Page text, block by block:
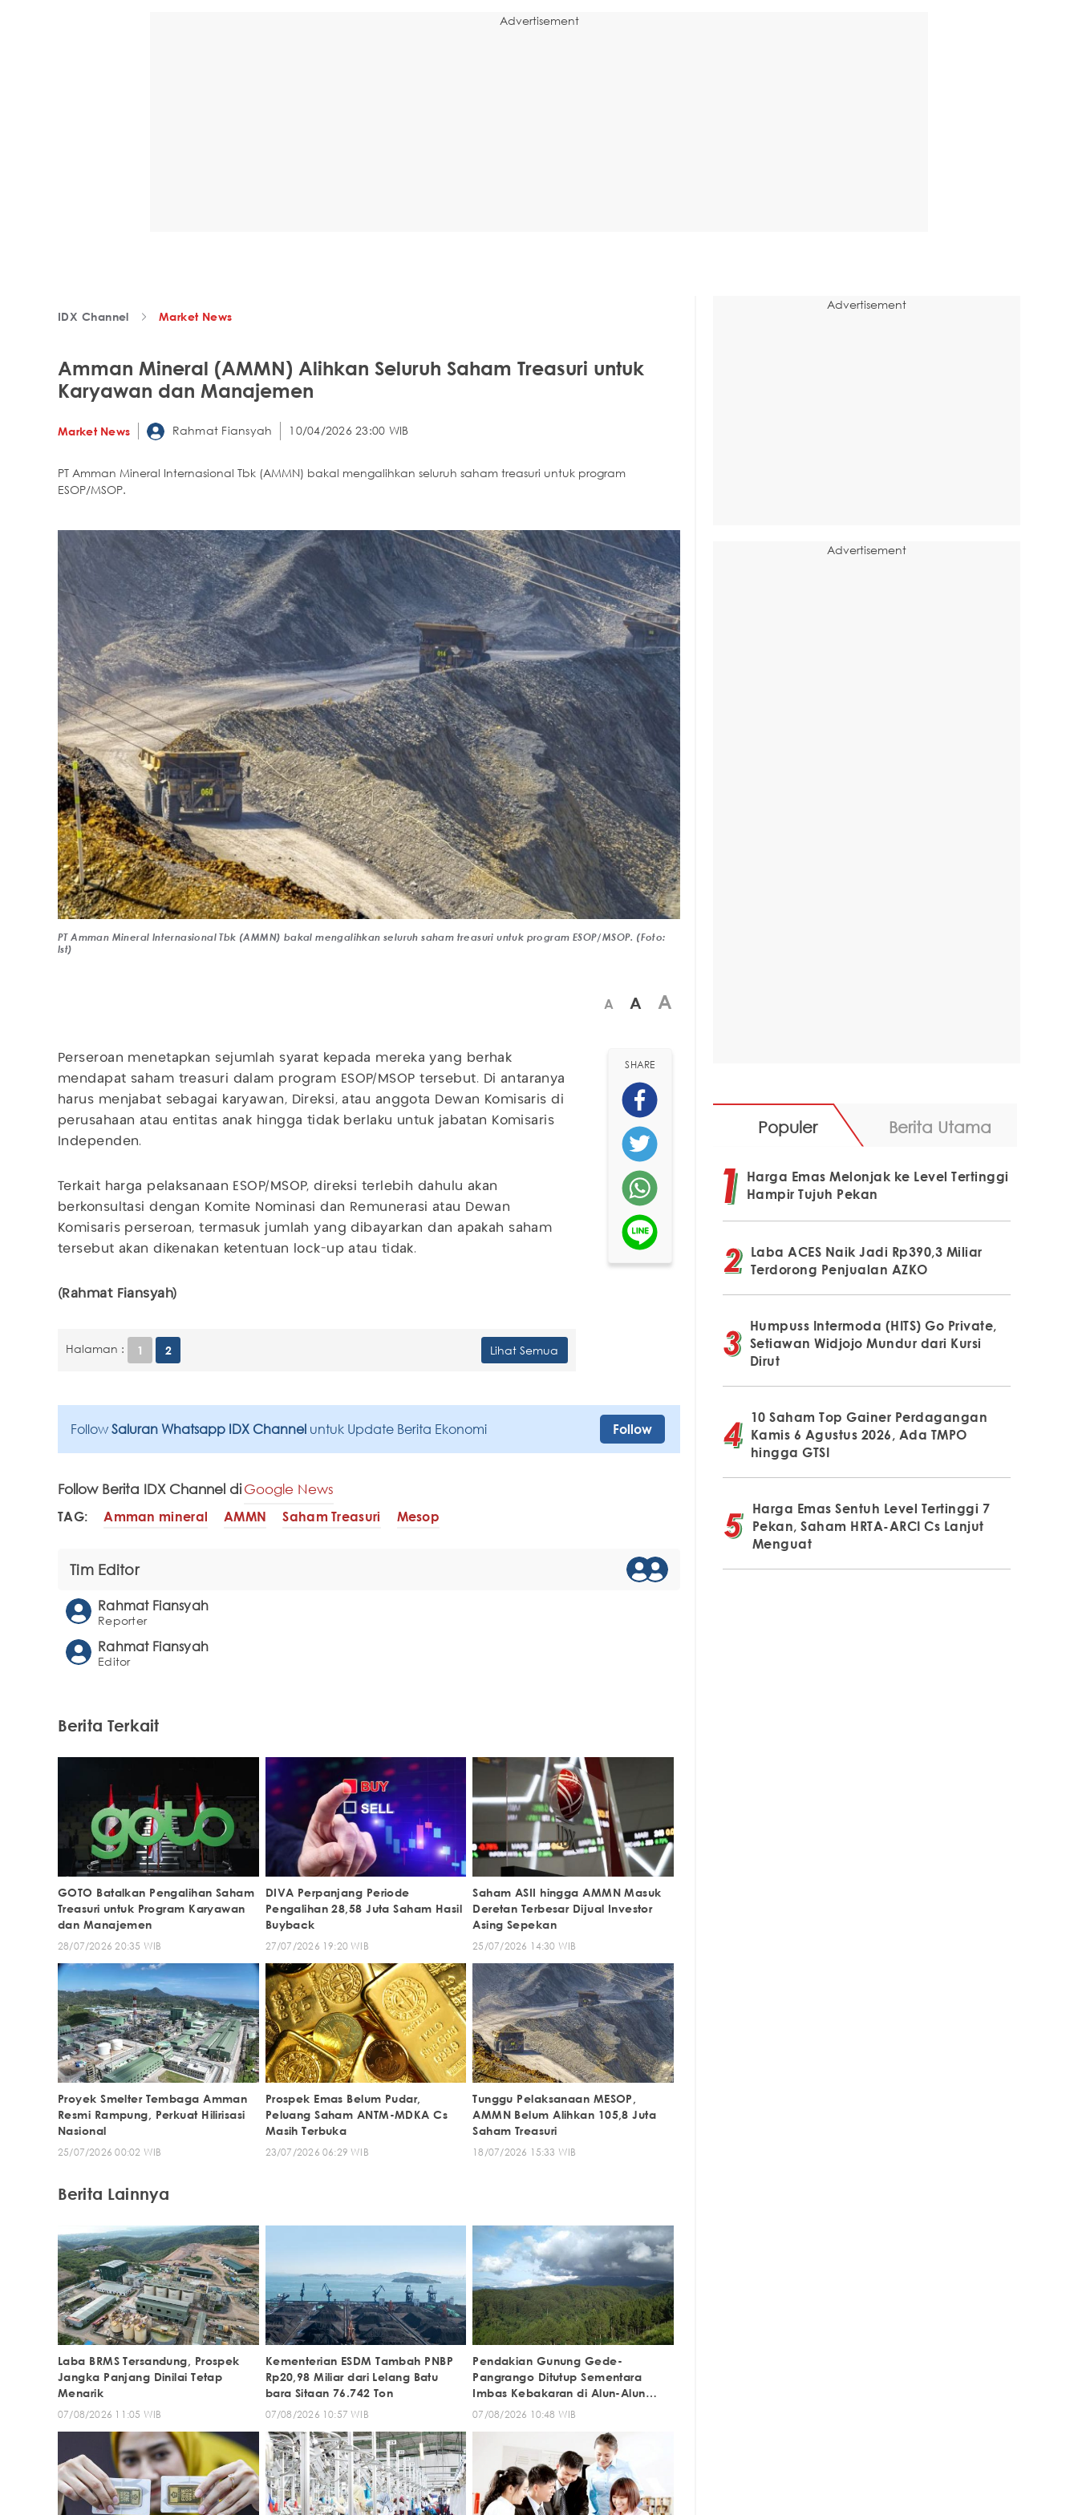
Advertisement
IDX Channel Market News
Amman Mineral (AMMN) Alihkan Seluruh Saham Treasuri untuk
Karyawan dan Manajemen
Market News Rahmat Fiansyah 10/04/2026 23:00 WIB
PT Amman Mineral Internasional Tbk (AMMN) bakal mengalihkan seluruh saham treasuri untuk program
ESOP/MSOP.
PT Amman Mineral Internasional Tbk (AMMN) bakal mengalihkan seluruh saham treasuri untuk program ESOP/MSOP. (Foto:
Ist)
A A A
Perseroan menetapkan sejumlah syarat kepada mereka yang berhak
mendapat saham treasuri dalam program ESOP/MSOP tersebut. Di antaranya
harus menjabat sebagai karyawan, Direksi, atau anggota Dewan Komisaris di
perusahaan atau entitas anak hingga tidak berlaku untuk jabatan Komisaris
Independen.
Terkait harga pelaksanaan ESOP/MSOP, direksi terlebih dahulu akan
berkonsultasi dengan Komite Nominasi dan Remunerasi atau Dewan
Komisaris perseroan, termasuk jumlah yang dibayarkan dan apakah saham
tersebut akan dikenakan ketentuan lock-up atau tidak.
(Rahmat Fiansyah)
Halaman : 1 2 Lihat Semua
SHARE
Follow Saluran Whatsapp IDX Channel untuk Update Berita Ekonomi Follow
Follow Berita IDX Channel diGoogle News
TAG: Amman mineral AMMN Saham Treasuri Mesop
Tim Editor
Rahmat Fiansyah
Reporter
Rahmat Fiansyah
Editor
Berita Terkait
GOTO Batalkan Pengalihan Saham
Treasuri untuk Program Karyawan
dan Manajemen
28/07/2026 20:35 WIB
DIVA Perpanjang Periode
Pengalihan 28,58 Juta Saham Hasil
Buyback
27/07/2026 19:20 WIB
Saham ASII hingga AMMN Masuk
Deretan Terbesar Dijual Investor
Asing Sepekan
25/07/2026 14:30 WIB
Proyek Smelter Tembaga Amman
Resmi Rampung, Perkuat Hilirisasi
Nasional
25/07/2026 00:02 WIB
Prospek Emas Belum Pudar,
Peluang Saham ANTM-MDKA Cs
Masih Terbuka
23/07/2026 06:29 WIB
Tunggu Pelaksanaan MESOP,
AMMN Belum Alihkan 105,8 Juta
Saham Treasuri
18/07/2026 15:33 WIB
Berita Lainnya
Laba BRMS Tersandung, Prospek
Jangka Panjang Dinilai Tetap
Menarik
07/08/2026 11:05 WIB
Kementerian ESDM Tambah PNBP
Rp20,98 Miliar dari Lelang Batu
bara Sitaan 76.742 Ton
07/08/2026 10:57 WIB
Pendakian Gunung Gede-
Pangrango Ditutup Sementara
Imbas Kebakaran di Alun-Alun
Suryakencana
07/08/2026 10:48 WIB
Advertisement
Advertisement
Populer Berita Utama
Harga Emas Melonjak ke Level Tertinggi
Hampir Tujuh Pekan
Laba ACES Naik Jadi Rp390,3 Miliar
Terdorong Penjualan AZKO
Humpuss Intermoda (HITS) Go Private,
Setiawan Widjojo Mundur dari Kursi
Dirut
10 Saham Top Gainer Perdagangan
Kamis 6 Agustus 2026, Ada TMPO
hingga GTSI
Harga Emas Sentuh Level Tertinggi 7
Pekan, Saham HRTA-ARCI Cs Lanjut
Menguat